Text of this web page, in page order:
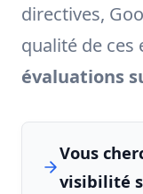
directives,
qualité de ces
évaluations
Vous
visibilité